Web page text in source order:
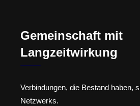
Gemeinschaft mit
Langzeitwirkung
Verbindungen, die Bestand haben,
Netzwerks.